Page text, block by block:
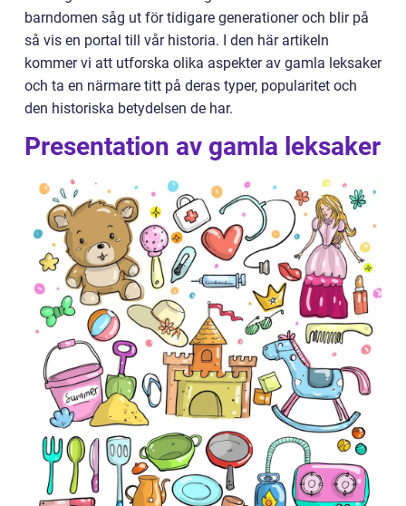
barndomen såg ut för tidigare generationer och blir på
så vis en portal till vår historia. I den här artikeln
kommer vi att utforska olika aspekter av gamla leksaker
och ta en närmare titt på deras typer, popularitet och
den historiska betydelsen de har.
Presentation av gamla leksaker